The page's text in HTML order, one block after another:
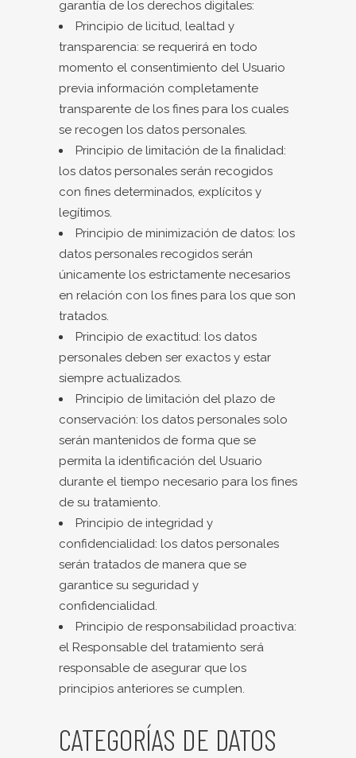
garantía de los derechos digitales:
Principio de licitud, lealtad y
transparencia: se requerirá en todo
momento el consentimiento del Usuario
previa información completamente
transparente de los fines para los cuales
se recogen los datos personales.
Principio de limitación de la finalidad:
los datos personales serán recogidos
con fines determinados, explícitos y
legítimos.
Principio de minimización de datos: los
datos personales recogidos serán
únicamente los estrictamente necesarios
en relación con los fines para los que son
tratados.
Principio de exactitud: los datos
personales deben ser exactos y estar
siempre actualizados.
Principio de limitación del plazo de
conservación: los datos personales solo
serán mantenidos de forma que se
permita la identificación del Usuario
durante el tiempo necesario para los fines
de su tratamiento.
Principio de integridad y
confidencialidad: los datos personales
serán tratados de manera que se
garantice su seguridad y
confidencialidad.
Principio de responsabilidad proactiva:
el Responsable del tratamiento será
responsable de asegurar que los
principios anteriores se cumplen.
CATEGORÍAS DE DATOS